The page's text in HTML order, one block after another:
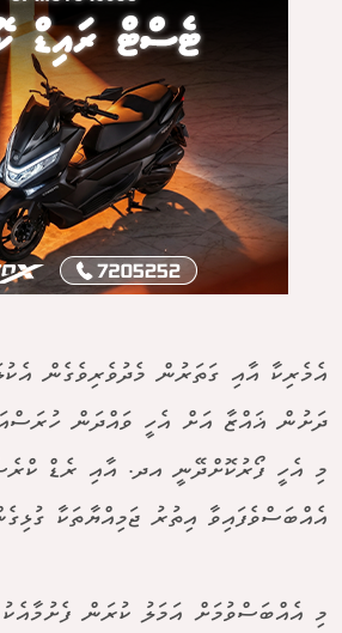
އެމެރިކާ އާއި ގަތަރުން މެދުވެރިވެގެން
ދަށުން ޣައްޒާ އަށް އެހީ ވައްދަން
މި އެހީ ފޯރުކޮށްދޭނީ އދ. އާއި ރެޑް
އެއްބަސްވެފައިވާ އިތުރު ޖަމިއްޔާތަކާ
މި އެއްބަސްވުމަށް އަމަލު ކުރަން